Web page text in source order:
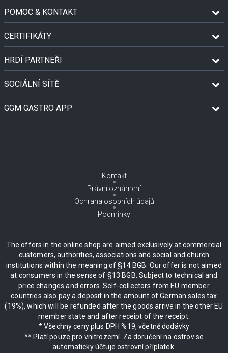
POMOC & KONTAKT
CERTIFIKÁTY
HRDÍ PARTNEŘI
SOCIÁLNÍ SÍTĚ
GGM GASTRO APP
Kontakt
Právní oznámení
Ochrana osobních údajů
Podmínky
The offers in the online shop are aimed exclusively at commercial
customers, authorities, associations and social and church
institutions within the meaning of §14 BGB. Our offer is not aimed
at consumers in the sense of §13 BGB. Subject to technical and
price changes and errors. Self-collectors from EU member
countries also pay a deposit in the amount of German sales tax
(19%), which will be refunded after the goods arrive in the other EU
member state and after receipt of the receipt.
* Všechny ceny plus DPH %19, včetně dodávky
** Platí pouze pro vnitrozemí. Za doručení na ostrov se
automaticky účtuje ostrovní příplatek.